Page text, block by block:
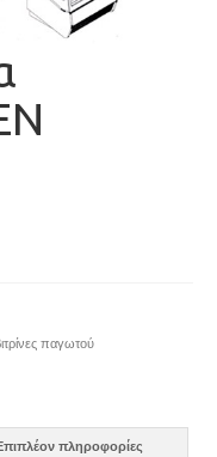
παγωτού
πληροφορίες